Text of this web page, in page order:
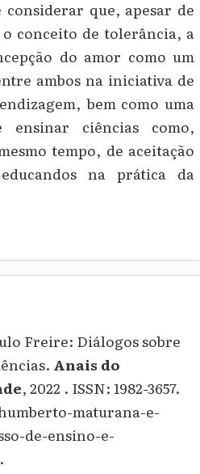
considerar que, apesar de
conceito de tolerância, a
do amor como um
ambos na iniciativa de
bem como uma
ciências como,
tempo, de aceitação
na prática da
Freire: Diálogos sobre
Anais do
, 2022 . ISSN: 1982-3657.
maturana-e-
de-ensino-e-